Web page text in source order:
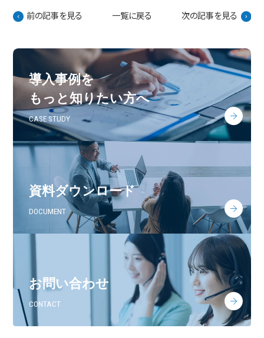
前の記事を見る 一覧に戻る 次の記事を見る
導入事例を
もっと知りたい方へ
CASE STUDY
資料ダウンロード
DOCUMENT
お問い合わせ
CONTACT